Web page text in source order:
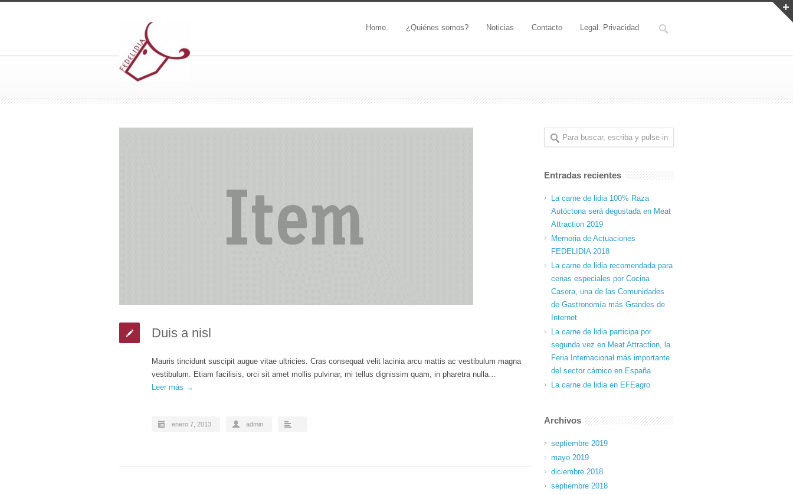
Home. ¿Quiénes somos? Noticias Contacto Legal. Privacidad
Duis a nisl
Mauris tincidunt suscipit augue vitae ultricies. Cras consequat velit lacinia arcu mattis ac vestibulum magna
vestibulum. Etiam facilisis, orci sit amet mollis pulvinar, mi tellus dignissim quam, in pharetra nulla…
Leer más →
enero 7, 2013 admin
Entradas recientes
La carne de lidia 100% Raza
Autóctona será degustada en Meat
Attraction 2019
Memoria de Actuaciones
FEDELIDIA 2018
La carne de lidia recomendada para
cenas especiales por Cocina
Casera, una de las Comunidades
de Gastronomía más Grandes de
Internet
La carne de lidia participa por
segunda vez en Meat Attraction, la
Feria Internacional más importante
del sector cárnico en España
La carne de lidia en EFEagro
Archivos
septiembre 2019
mayo 2019
diciembre 2018
septiembre 2018